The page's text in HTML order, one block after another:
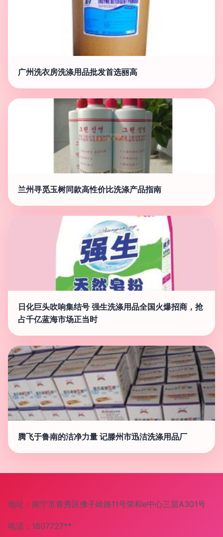
广州洗衣房洗涤用品批发首选丽高
兰州寻觅玉树同款高性价比洗涤产品指南
日化巨头吹响集结号 强生洗涤用品全国火爆招商，抢
占千亿蓝海市场正当时
腾飞于鲁南的洁净力量 记滕州市迅洁洗涤用品厂
地址：南宁市青秀区佛子岭路11号荣和e中心三层A301号
电话：1807727**